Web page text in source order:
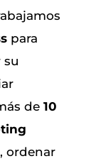
para
su
de 10
ordenar